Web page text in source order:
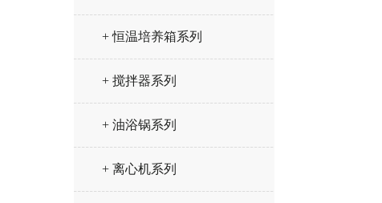
+ 恒温培养箱系列
+ 搅拌器系列
+ 油浴锅系列
+ 离心机系列